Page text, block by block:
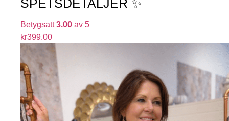
SPETSDETALJER ✨
Betygsatt3.00 av 5
kr399.00